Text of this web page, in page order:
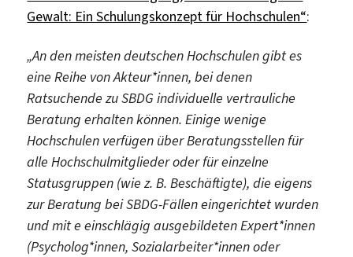
Gewalt: Ein Schulungskonzept für Hochschulen“:
„An den meisten deutschen Hochschulen gibt es
eine Reihe von Akteur*innen, bei denen
Ratsuchende zu SBDG individuelle vertrauliche
Beratung erhalten können. Einige wenige
Hochschulen verfügen über Beratungsstellen für
alle Hochschulmitglieder oder für einzelne
Statusgruppen (wie z. B. Beschäftigte), die eigens
zur Beratung bei SBDG-Fällen eingerichtet wurden
und mit e einschlägig ausgebildeten Expert*innen
(Psycholog*innen, Sozialarbeiter*innen oder